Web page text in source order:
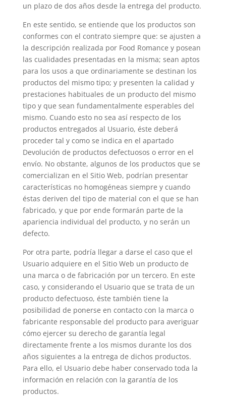
un plazo de dos años desde la entrega del producto.
En este sentido, se entiende que los productos son
conformes con el contrato siempre que: se ajusten a
la descripción realizada por Food Romance y posean
las cualidades presentadas en la misma; sean aptos
para los usos a que ordinariamente se destinan los
productos del mismo tipo; y presenten la calidad y
prestaciones habituales de un producto del mismo
tipo y que sean fundamentalmente esperables del
mismo. Cuando esto no sea así respecto de los
productos entregados al Usuario, éste deberá
proceder tal y como se indica en el apartado
Devolución de productos defectuosos o error en el
envío. No obstante, algunos de los productos que se
comercializan en el Sitio Web, podrían presentar
características no homogéneas siempre y cuando
éstas deriven del tipo de material con el que se han
fabricado, y que por ende formarán parte de la
apariencia individual del producto, y no serán un
defecto.
Por otra parte, podría llegar a darse el caso que el
Usuario adquiere en el Sitio Web un producto de
una marca o de fabricación por un tercero. En este
caso, y considerando el Usuario que se trata de un
producto defectuoso, éste también tiene la
posibilidad de ponerse en contacto con la marca o
fabricante responsable del producto para averiguar
cómo ejercer su derecho de garantía legal
directamente frente a los mismos durante los dos
años siguientes a la entrega de dichos productos.
Para ello, el Usuario debe haber conservado toda la
información en relación con la garantía de los
productos.